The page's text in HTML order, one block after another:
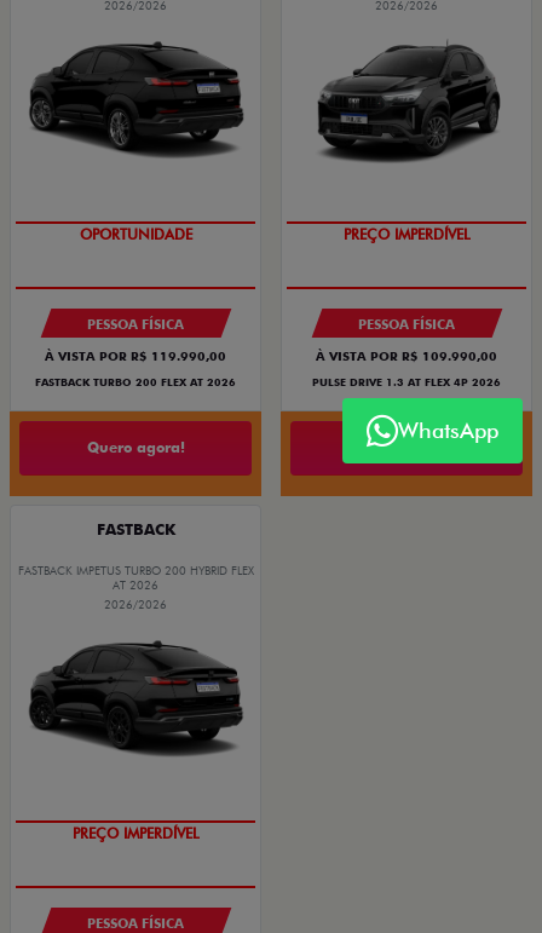
2026/2026
OPORTUNIDADE
PESSOA FÍSICA
À VISTA POR R$ 119.990,00
FASTBACK TURBO 200 FLEX AT 2026
Quero agora!
2026/2026
BARATO DO BRASIL
PESSOA FÍSICA
À VISTA POR R$ 109.990,00
PULSE DRIVE 1.3 AT FLEX 4P 2026
Quero agora!
FASTBACK
FASTBACK IMPETUS TURBO 200 HYBRID FLEX
AT 2026
2026/2026
PESSOA FÍSICA
WhatsApp